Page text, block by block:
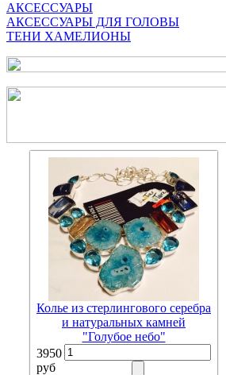
АКСЕССУАРЫ
АКСЕССУАРЫ ДЛЯ ГОЛОВЫ
ТЕНИ ХАМЕЛИОНЫ
Колье из стерлингового серебра
и натуральных камней
"Голубое небо"
3950
руб